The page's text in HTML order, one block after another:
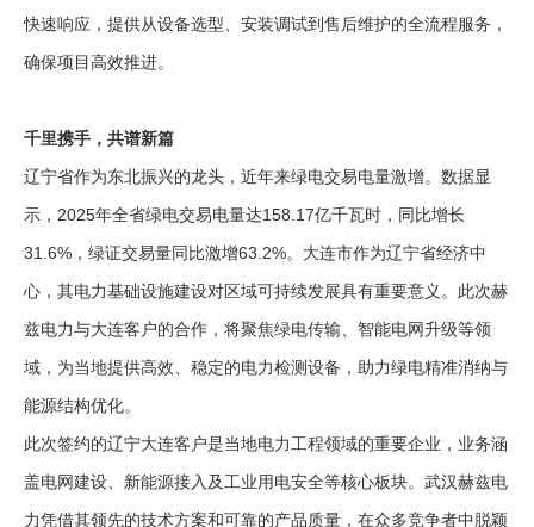
快速响应，提供从设备选型、安装调试到售后维护的全流程服务，
确保项目高效推进。
千里携手，共谱新篇
辽宁省作为东北振兴的龙头，近年来绿电交易电量激增。数据显
示，2025年全省绿电交易电量达158.17亿千瓦时，同比增长
31.6%，绿证交易量同比激增63.2%。大连市作为辽宁省经济中
心，其电力基础设施建设对区域可持续发展具有重要意义。此次赫
兹电力与大连客户的合作，将聚焦绿电传输、智能电网升级等领
域，为当地提供高效、稳定的电力检测设备，助力绿电精准消纳与
能源结构优化。
此次签约的辽宁大连客户是当地电力工程领域的重要企业，业务涵
盖电网建设、新能源接入及工业用电安全等核心板块。武汉赫兹电
力凭借其领先的技术方案和可靠的产品质量，在众多竞争者中脱颖